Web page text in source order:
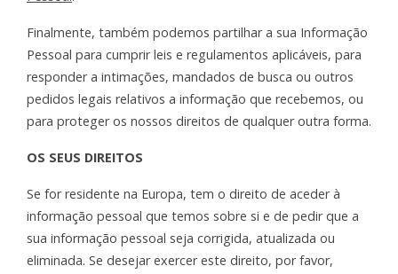
Finalmente, também podemos partilhar a sua Informação
Pessoal para cumprir leis e regulamentos aplicáveis, para
responder a intimações, mandados de busca ou outros
pedidos legais relativos a informação que recebemos, ou
para proteger os nossos direitos de qualquer outra forma.
OS SEUS DIREITOS
Se for residente na Europa, tem o direito de aceder à
informação pessoal que temos sobre si e de pedir que a
sua informação pessoal seja corrigida, atualizada ou
eliminada. Se desejar exercer este direito, por favor,